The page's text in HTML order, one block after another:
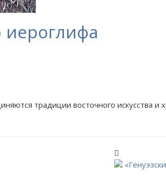
иероглифа
традиции восточного искусства и